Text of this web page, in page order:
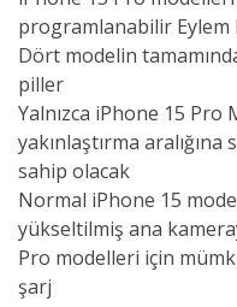
programlanabilir
Dört modelin
piller
Yalnızca iPhone 15 Pro
yakınlaştırma
sahip olacak
Normal iPhone 15
yükseltilmiş ana
Pro modelleri için
şarj